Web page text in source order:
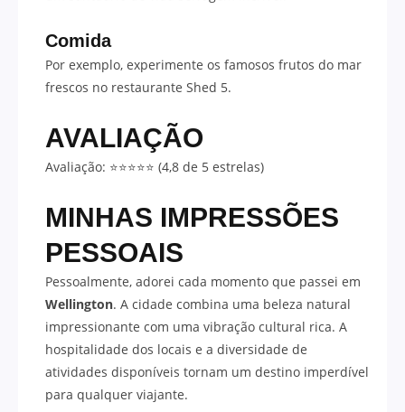
Comida
Por exemplo, experimente os famosos frutos do mar
frescos no restaurante Shed 5.
AVALIAÇÃO
Avaliação: ⭐⭐⭐⭐⭐ (4,8 de 5 estrelas)
MINHAS IMPRESSÕES
PESSOAIS
Pessoalmente, adorei cada momento que passei em
Wellington. A cidade combina uma beleza natural
impressionante com uma vibração cultural rica. A
hospitalidade dos locais e a diversidade de
atividades disponíveis tornam um destino imperdível
para qualquer viajante.